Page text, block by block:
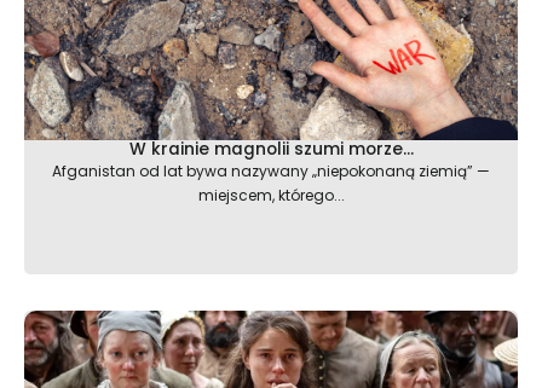
W krainie magnolii szumi morze…
Afganistan od lat bywa nazywany „niepokonaną ziemią” —
miejscem, którego...